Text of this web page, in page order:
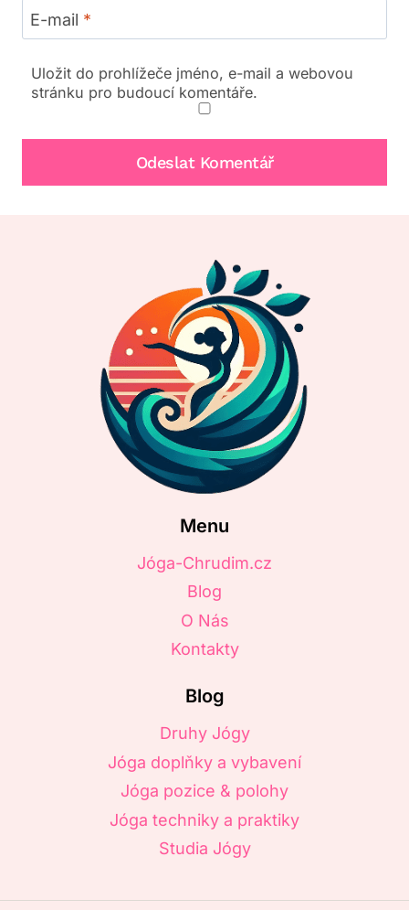
E-mail *
Uložit do prohlížeče jméno, e-mail a webovou
stránku pro budoucí komentáře.
Menu
Jóga-Chrudim.cz
Blog
O Nás
Kontakty
Blog
Druhy Jógy
Jóga doplňky a vybavení
Jóga pozice & polohy
Jóga techniky a praktiky
Studia Jógy